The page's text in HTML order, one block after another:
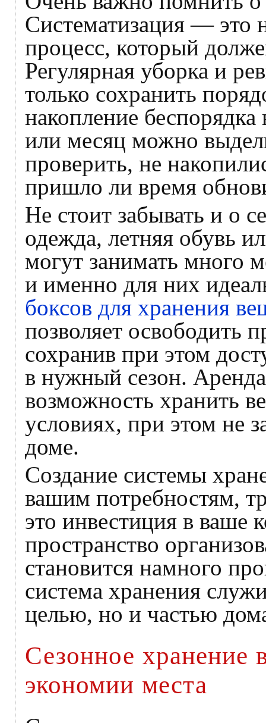
Систематизация — это
процесс, который
Регулярная уборка и
только сохранить
накопление
или месяц можно
проверить, не
пришло ли время
Не стоит забывать и о
одежда, летняя обувь
могут занимать много
и именно для них
боксов для хранения
позволяет освободить
сохранив при этом
в нужный сезон. Аренда
возможность хранить
условиях, при этом не
доме.
Создание системы
вашим потребностям,
это инвестиция в ваше
пространство
становится намного
система хранения
целью, но и частью
Сезонное хранение
экономии места